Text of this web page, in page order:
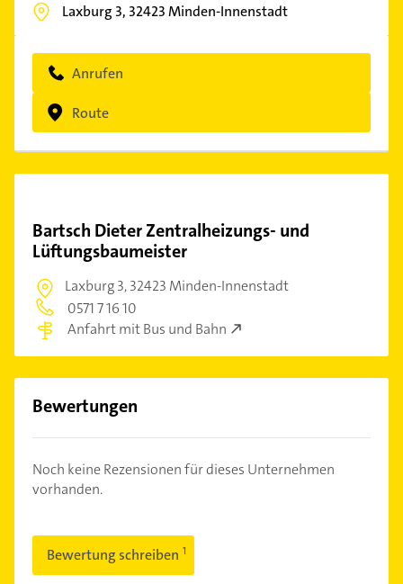
Laxburg 3, 32423Minden-Innenstadt
Anrufen
Route
Bartsch Dieter Zentralheizungs- und
Lüftungsbaumeister
Laxburg 3,32423 Minden-Innenstadt
0571 7 16 10
Anfahrt mit Bus und Bahn
Bewertungen
Noch keine Rezensionen für dieses Unternehmen
vorhanden.
Bewertung schreiben